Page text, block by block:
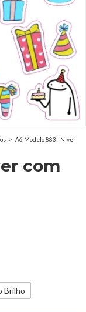
> A6 Modelo 883 - Niver
com
Brilho